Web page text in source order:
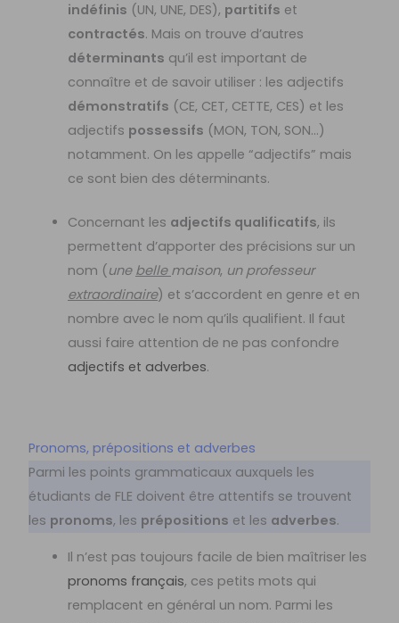
indéfinis (UN, UNE, DES), partitifs et
contractés. Mais on trouve d’autres
déterminants qu’il est important de
connaître et de savoir utiliser : les adjectifs
démonstratifs (CE, CET, CETTE, CES) et les
adjectifs possessifs (MON, TON, SON…)
notamment. On les appelle “adjectifs” mais
ce sont bien des déterminants.
Concernant les adjectifs qualificatifs, ils
permettent d’apporter des précisions sur un
nom ( une belle maison, un professeur
extraordinaire) et s’accordent en genre et en
nombre avec le nom qu’ils qualifient. Il faut
aussi faire attention de ne pas confondre
adjectifs et adverbes.
Pronoms, prépositions et adverbes
Parmi les points grammaticaux auxquels les
étudiants de FLE doivent être attentifs se trouvent
les pronoms, les prépositions et les adverbes.
Il n’est pas toujours facile de bien maîtriser les
pronoms français, ces petits mots qui
remplacent en général un nom. Parmi les